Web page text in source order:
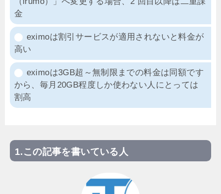
金
eximoは割引サービスが適用されないと料金が
高い
eximoは3GB超～無制限までの料金は同額です
から、毎月20GB程度しか使わない人にとっては
割高
この記事を書いている人